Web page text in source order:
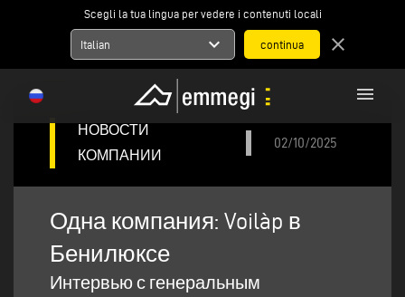
Scegli la tua lingua per vedere i contenuti locali
Italian expand_more close
menu
НОВОСТИ
КОМПАНИИ
02/10/2025
Одна компания: Voilàp в
Бенилюксе
Интервью с генеральным